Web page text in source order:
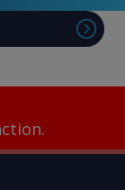
.